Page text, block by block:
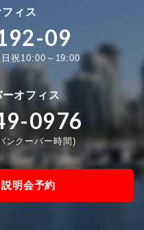
フィス
09
祝10:00～19:00
オフィス
0976
ンクーバー時間)
明会予約